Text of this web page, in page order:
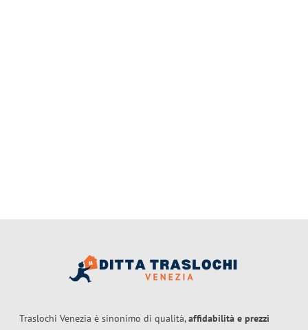
Traslochi Venezia è sinonimo di qualità,affidabilità e prezzi